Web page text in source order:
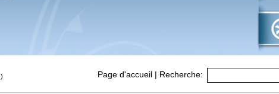
Page d'accueil | Recherche: